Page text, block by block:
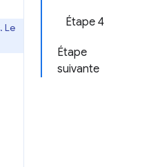
Étape 4
Étape
suivante
Le